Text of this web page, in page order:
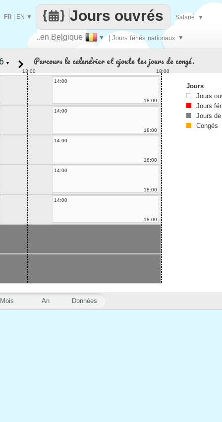
Faire
..en Belgique ▼ | Jours fériés nationaux ▼
Jours ouvrés
FR EN ▼ Salarié ▼
Mois An Données
▼ Parcours le calendrier et ajoute tes jours de congé.
13:00
18:00
14:00
18:00
14:00
18:00
14:00
18:00
14:00
18:00
14:00
18:00
Jours
Jours
Jours
Jours
Congés